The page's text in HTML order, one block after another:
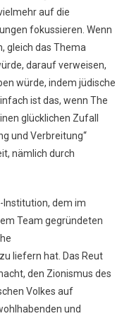
auf die
fokussieren. Wenn
gleich das Thema
darauf verweisen,
würde, indem jüdische
ist das, wenn The
glücklichen Zufall
und Verbreitung“
nämlich durch
Institution, dem im
Team gegründeten
liefern hat. Das Reut
den Zionismus des
Volkes auf
und